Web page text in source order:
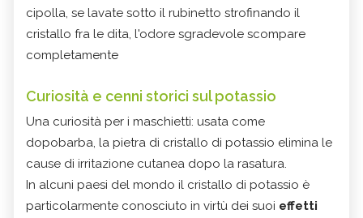
cipolla, se lavate sotto il rubinetto strofinando il
cristallo fra le dita, l'odore sgradevole scompare
completamente
Curiosità e cenni storici sul potassio
Una curiosità per i maschietti: usata come
dopobarba, la pietra di cristallo di potassio elimina le
cause di irritazione cutanea dopo la rasatura.
In alcuni paesi del mondo il cristallo di potassio è
particolarmente conosciuto in virtù dei suoi effetti